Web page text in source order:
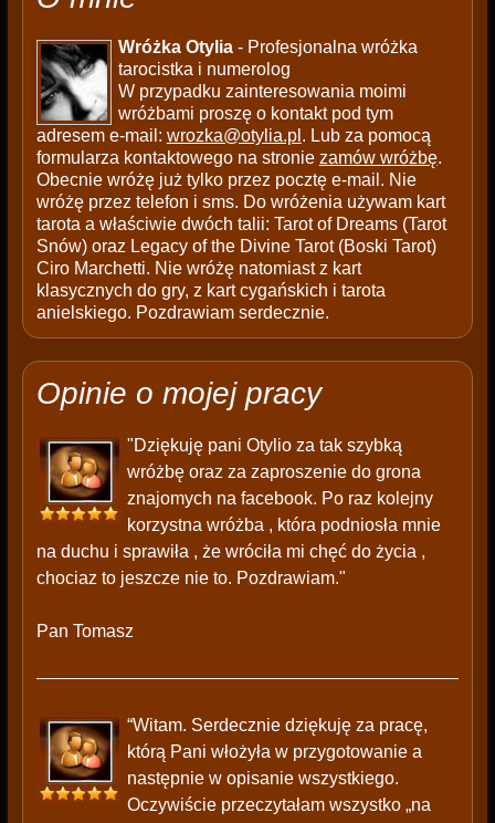
Wróżka Otylia- Profesjonalna wróżka
tarocistka i numerolog
W przypadku zainteresowania moimi
wróżbami proszę o kontakt pod tym
adresem e-mail: wrozka@otylia.pl . Lub za pomocą
formularza kontaktowego na stronie zamów wróżbę.
Obecnie wróżę już tylko przez pocztę e-mail. Nie
wróżę przez telefon i sms. Do wróżenia używam kart
tarota a właściwie dwóch talii: Tarot of Dreams (Tarot
Snów) oraz Legacy of the Divine Tarot (Boski Tarot)
Ciro Marchetti. Nie wróżę natomiast z kart
klasycznych do gry, z kart cygańskich i tarota
anielskiego. Pozdrawiam serdecznie.
Opinie o mojej pracy
"Dziękuję pani Otylio za tak szybką
wróżbę oraz za zaproszenie do grona
znajomych na facebook. Po raz kolejny
korzystna wróżba , która podniosła mnie
na duchu i sprawiła , że wróciła mi chęć do życia ,
chociaz to jeszcze nie to. Pozdrawiam."
Pan Tomasz
“Witam. Serdecznie dziękuję za pracę,
którą Pani włożyła w przygotowanie a
następnie w opisanie wszystkiego.
Oczywiście przeczytałam wszystko „na